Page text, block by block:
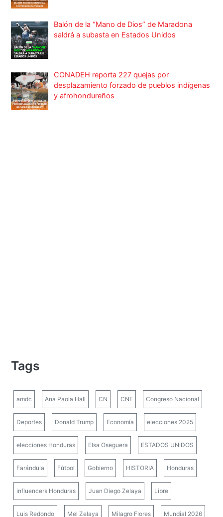
Balón de la “Mano de Dios” de Maradona
saldrá a subasta en Estados Unidos
CONADEH reporta 227 quejas por
desplazamiento forzado de pueblos indígenas
y afrohondureños
Tags
amdc Ana Paola Hall CN CNE Congreso Nacional
Deportes Donald Trump Economía elecciones 2025
elecciones Honduras Elsa Oseguera ESTADOS UNIDOS
Farándula Fútbol Gobierno HISTORIA Honduras
influencers Honduras Juan Diego Zelaya Libre
Luis Redondo Mel Zelaya Milagro Flores Mundial 2026